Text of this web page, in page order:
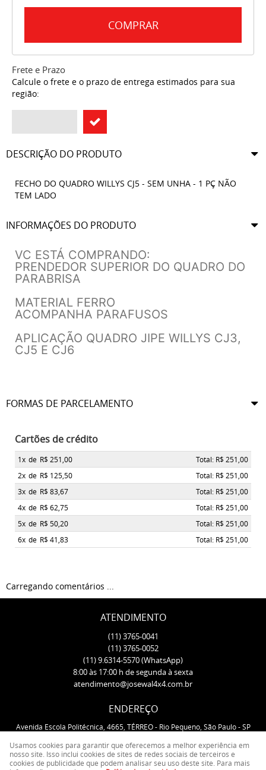
COMPRAR
Frete e Prazo
Calcule o frete e o prazo de entrega estimados para sua
região:
DESCRIÇÃO DO PRODUTO
FECHO DO QUADRO WILLYS CJ5 - SEM UNHA - 1 PÇ NÃO
TEM LADO
INFORMAÇÕES DO PRODUTO
VC ESTÁ COMPRANDO:
PRENDEDOR SUPERIOR DO QUADRO DO
PARABRISA
MATERIAL FERRO
ACOMPANHA PARAFUSOS
APLICAÇÃO QUADRO JIPE WILLYS CJ3,
CJ5 E CJ6
FORMAS DE PARCELAMENTO
Cartões de crédito
1x de R$ 251,00
Total: R$ 251,00
2x de R$ 125,50
Total: R$ 251,00
3x de R$ 83,67
Total: R$ 251,00
4x de R$ 62,75
Total: R$ 251,00
5x de R$ 50,20
Total: R$ 251,00
6x de R$ 41,83 Total: R$ 251,00
Carregando comentários ...
ATENDIMENTO
(11)3765-0041
(11)3765-0052
(11)9.6314-5570(WhatsApp)
8:00 às 17:00 h de segunda à sexta
atendimento@josewal4x4.com.br
ENDEREÇO
Avenida Escola Politécnica, 4665, TÉRREO- Rio Pequeno, São Paulo-SP
LOJA VIRTUAL CRIADA POR
Usamos cookies para garantir que oferecemos a melhor experiência em
nosso site. Isso inclui cookies de sites de redes sociais de terceiros e
cookies de publicidade que podem analisar seu uso deste site. Para mais